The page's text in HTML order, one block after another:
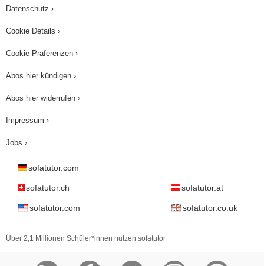
Datenschutz ›
Cookie Details ›
Cookie Präferenzen ›
Abos hier kündigen ›
Abos hier widerrufen ›
Impressum ›
Jobs ›
sofatutor.com
sofatutor.ch sofatutor.at
sofatutor.com sofatutor.co.uk
Über 2,1 Millionen Schüler*innen nutzen sofatutor